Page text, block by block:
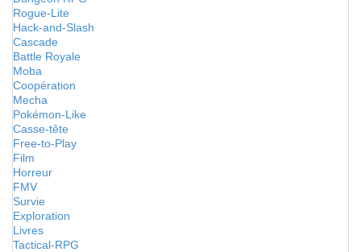
Rogue-Lite
Hack-and-Slash
Cascade
Battle Royale
Moba
Coopération
Mecha
Pokémon-Like
Casse-tête
Free-to-Play
Film
Horreur
FMV
Survie
Exploration
Livres
Tactical-RPG